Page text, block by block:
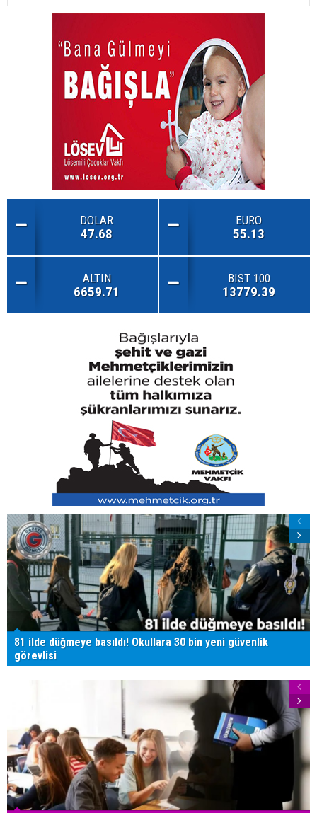
DOLAR
47.68
EURO
55.13
ALTIN
6659.71
BIST 100
13779.39
81 ilde düğmeye basıldı! Okullara 30 bin yeni güvenlik
görevlisi